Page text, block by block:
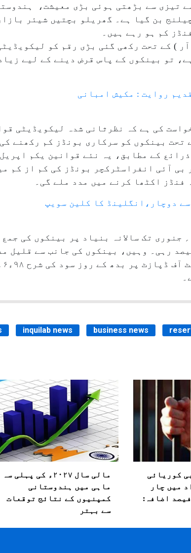
تیزی سے بڑھتی ہوئی بڑی معیشت،
بن گیا ہے۔ گھریلو بچتیں شیئر
کم ہو رہے ہیں۔
) کے تحت رکھی گئی بڑی رقم کو
تو بینکوں کے پاس قرض دینے کے لیے
روایت : مکیش امبانی
کی ہے کہ نظرثانی شدہ لیکویڈیٹی
تحت بینکوں کو سرکاری بونڈز کم رکھنے
کے مطابق، یہ نئے قوانین یکم
آئی انفراسٹرکچر بونڈز کی کم از کم
اکٹھا کرنے میں مدد ملے گی۔
دوچار،انگلینڈ کا کلین سویپ
جبکہ اسی مدت میں قرض کی شرح نمو ۱ء۱۳؍فیصد رہی۔ وہیں، بینکوں کی
inquilab news business news
کوریائی
میں چار
میں ۲۵؍ فیصد اضافہ:
مالی سال ۲۰۲۷ء کی پہلی سہ
ماہی میں ہندوستانی
کمپنیوں کے نتائج توقعات
سے بہتر